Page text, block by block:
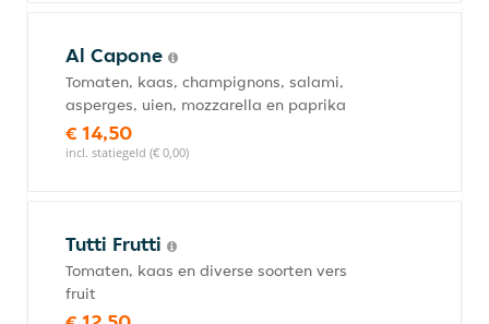
Al Capone
Tomaten, kaas, champignons, salami,
asperges, uien, mozzarella en paprika
€ 14,50
incl. statiegeld (€ 0,00)
Tutti Frutti
Tomaten, kaas en diverse soorten vers
fruit